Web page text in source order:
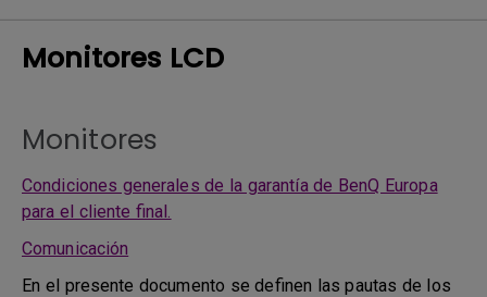
Monitores LCD
Monitores
Condiciones generales de la garantía de BenQ Europa
para el cliente final.
Comunicación
En el presente documento se definen las pautas de los